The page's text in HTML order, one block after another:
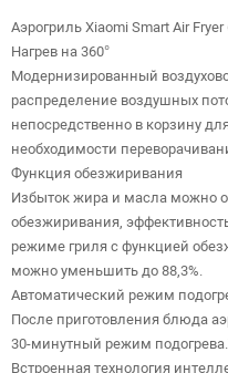
Аэрогриль Xiaomi Smart Air Fryer
Нагрев на 360°
Модернизированный
распределение воздушных
непосредственно в корзину
необходимости
Функция обезжиривания
Избыток жира и масла можно
обезжиривания,
режиме гриля с функцией
можно уменьшить до 88,3%.
Автоматический режим
После приготовления блюда
30-минутный режим
Встроенная технология